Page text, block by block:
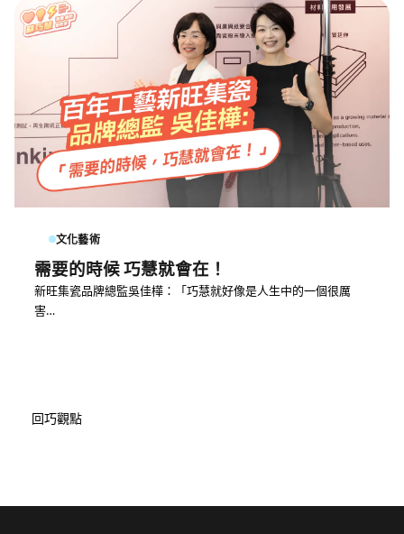
文化藝術
需要的時候 巧慧就會在！
新旺集瓷品牌總監吳佳樺：「巧慧就好像是人生中的一個很厲
害…
回巧觀點